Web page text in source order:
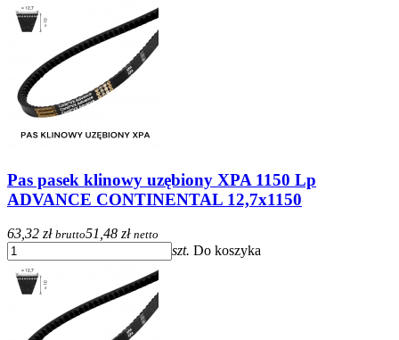
Pas pasek klinowy uzębiony XPA 1150 Lp
ADVANCE CONTINENTAL 12,7x1150
63,32 zł brutto51,48 zł netto
szt. Do koszyka